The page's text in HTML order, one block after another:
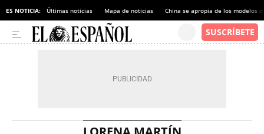
ES NOTICIA: Últimas noticias Mapa de noticias China se apropia de los modelos